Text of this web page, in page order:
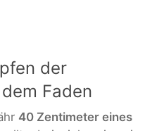
der
Faden
40 Zentimeter eines